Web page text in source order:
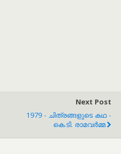
Next Post
1979 - ചിത്രങ്ങളുടെ കഥ -
കെ.ടി. രാമവർമ്മ